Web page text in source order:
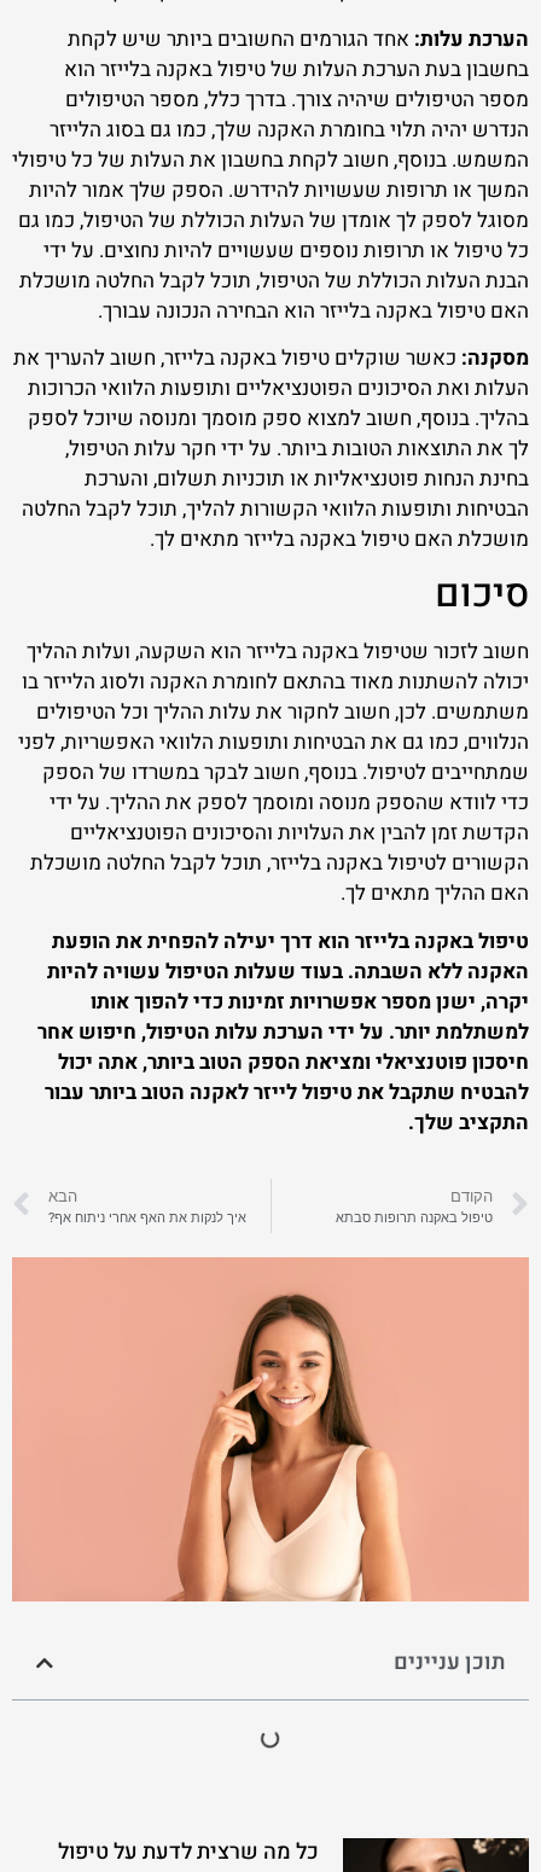
הערכת עלות: אחד הגורמים החשובים ביותר שיש לקחת
בחשבון בעת הערכת העלות של טיפול באקנה בלייזר הוא
מספר הטיפולים שיהיה צורך. בדרך כלל, מספר הטיפולים
הנדרש יהיה תלוי בחומרת האקנה שלך, כמו גם בסוג הלייזר
המשמש. בנוסף, חשוב לקחת בחשבון את העלות של כל טיפולי
המשך או תרופות שעשויות להידרש. הספק שלך אמור להיות
מסוגל לספק לך אומדן של העלות הכוללת של הטיפול, כמו גם
כל טיפול או תרופות נוספים שעשויים להיות נחוצים. על ידי
הבנת העלות הכוללת של הטיפול, תוכל לקבל החלטה מושכלת
האם טיפול באקנה בלייזר הוא הבחירה הנכונה עבורך.
מסקנה: כאשר שוקלים טיפול באקנה בלייזר, חשוב להעריך את
העלות ואת הסיכונים הפוטנציאליים ותופעות הלוואי הכרוכות
בהליך. בנוסף, חשוב למצוא ספק מוסמך ומנוסה שיוכל לספק
לך את התוצאות הטובות ביותר. על ידי חקר עלות הטיפול,
בחינת הנחות פוטנציאליות או תוכניות תשלום, והערכת
הבטיחות ותופעות הלוואי הקשורות להליך, תוכל לקבל החלטה
מושכלת האם טיפול באקנה בלייזר מתאים לך.
סיכום
חשוב לזכור שטיפול באקנה בלייזר הוא השקעה, ועלות ההליך
יכולה להשתנות מאוד בהתאם לחומרת האקנה ולסוג הלייזר בו
משתמשים. לכן, חשוב לחקור את עלות ההליך וכל הטיפולים
הנלווים, כמו גם את הבטיחות ותופעות הלוואי האפשריות, לפני
שמתחייבים לטיפול. בנוסף, חשוב לבקר במשרדו של הספק
כדי לוודא שהספק מנוסה ומוסמך לספק את ההליך. על ידי
הקדשת זמן להבין את העלויות והסיכונים הפוטנציאליים
הקשורים לטיפול באקנה בלייזר, תוכל לקבל החלטה מושכלת
האם ההליך מתאים לך.
טיפול באקנה בלייזר הוא דרך יעילה להפחית את הופעת
האקנה ללא השבתה. בעוד שעלות הטיפול עשויה להיות
יקרה, ישנן מספר אפשרויות זמינות כדי להפוך אותו
למשתלמת יותר. על ידי הערכת עלות הטיפול, חיפוש אחר
חיסכון פוטנציאלי ומציאת הספק הטוב ביותר, אתה יכול
להבטיח שתקבל את טיפול לייזר לאקנה הטוב ביותר עבור
התקציב שלך.
הקודם
טיפול באקנה תרופות סבתא
הבא
איך לנקות את האף אחרי ניתוח אף?
תוכן עניינים
כל מה שרצית לדעת על טיפול